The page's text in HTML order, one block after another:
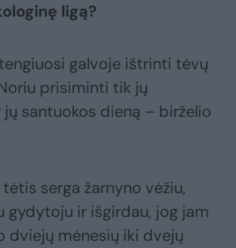
ligą?
galvoje ištrinti tėvų
prisiminti tik jų
santuokos dieną – birželio
serga žarnyno vėžiu,
gydytoju ir išgirdau, jog jam
dviejų mėnesių iki dvejų